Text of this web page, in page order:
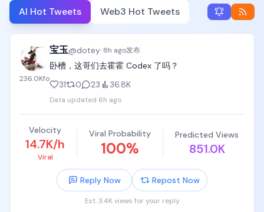
AI Hot Tweets Web3 Hot Tweets
236.0Kfo
宝玉@dotey· 8h ago发布
卧槽，这哥们去霍霍 Codex 了吗？
31
0 23 36.8K
Data updated 6h ago
Velocity
14.7K/h
Viral
Viral Probability
100%
Predicted Views
851.0K
Reply Now Repost Now
Est. 3.4K views for your reply